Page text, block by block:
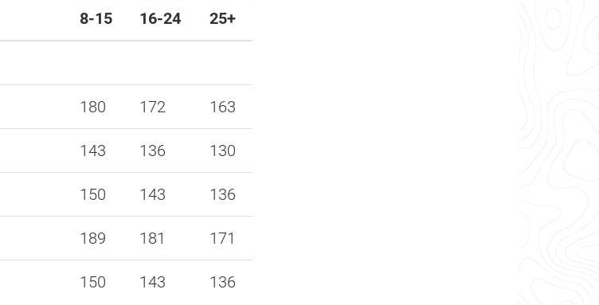
8-15 16-24 25+
180 172 163
143 136 130
150 143 136
189 181 171
150 143 136